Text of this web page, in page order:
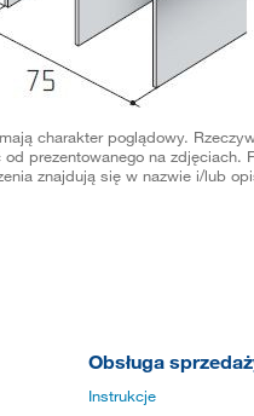
charakter poglądowy.
prezentowanego na zdjęciach.
znajdują się w nazwie i/lub
Obsługa
Instrukcje